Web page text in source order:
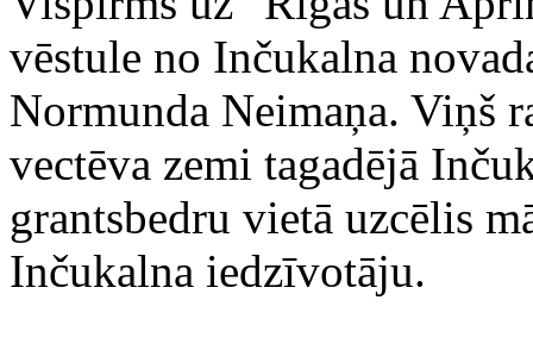
vēstule no Inčukalna
Normunda Neimaņa. Viņš
vectēva zemi tagadējā
grantsbedru vietā uzcēlis
Inčukalna iedzīvotāju.